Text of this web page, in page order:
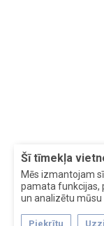
Šī tīmekļa
Mēs izmantojam
pamata funkcijas,
un analizētu mūsu
Piekrītu